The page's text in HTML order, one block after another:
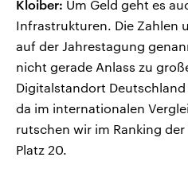
Kloiber: Um Geld geht es
Infrastrukturen. Die Zahlen
auf der Jahrestagung
nicht gerade Anlass zu
Digitalstandort
da im internationalen
rutschen wir im Ranking
Platz 20.